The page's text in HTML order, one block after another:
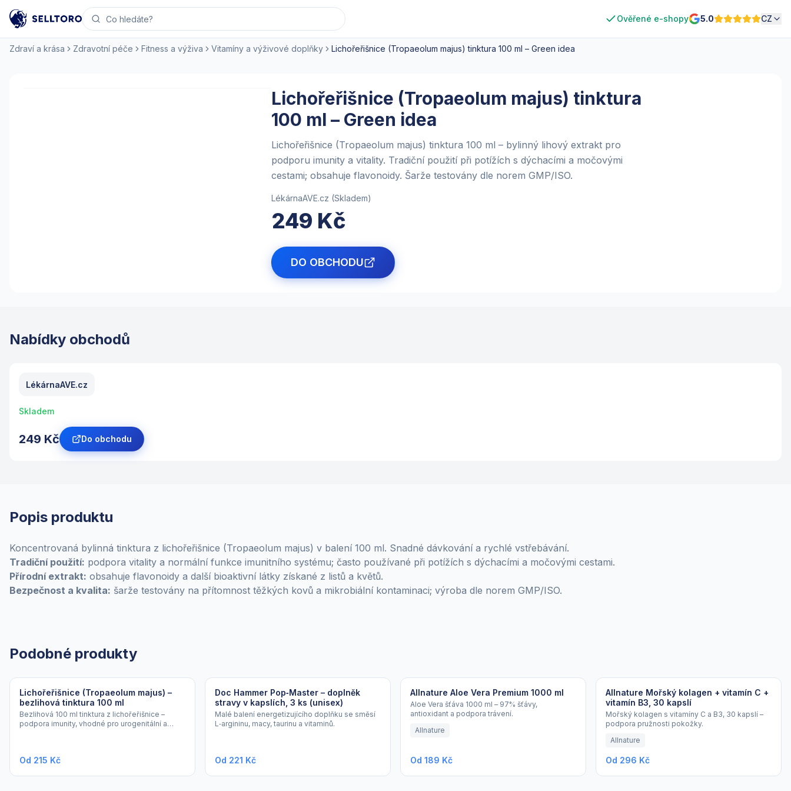
Ověřené e-shopy 5.0 CZ
Zdraví a krása Zdravotní péče Fitness a výživa Vitamíny a výživové doplňky Lichořeřišnice (Tropaeolum majus) tinktura 100 ml – Green idea
Lichořeřišnice (Tropaeolum majus) tinktura
100 ml – Green idea
Lichořeřišnice (Tropaeolum majus) tinktura 100 ml – bylinný lihový extrakt pro
podporu imunity a vitality. Tradiční použití při potížích s dýchacími a močovými
cestami; obsahuje flavonoidy. Šarže testovány dle norem GMP/ISO.
LékárnaAVE.cz (Skladem)
249 Kč
DO OBCHODU
Nabídky obchodů
LékárnaAVE.cz
Skladem
249 Kč Do obchodu
Popis produktu
Koncentrovaná bylinná tinktura z lichořeřišnice (Tropaeolum majus) v balení 100 ml. Snadné dávkování a rychlé vstřebávání.
Tradiční použití: podpora vitality a normální funkce imunitního systému; často používané při potížích s dýchacími a močovými cestami.
Přírodní extrakt: obsahuje flavonoidy a další bioaktivní látky získané z listů a květů.
Bezpečnost a kvalita: šarže testovány na přítomnost těžkých kovů a mikrobiální kontaminaci; výroba dle norem GMP/ISO.
Podobné produkty
Lichořeřišnice (Tropaeolum majus) –
bezlihová tinktura 100 ml
Bezlihová 100 ml tinktura z lichořeřišnice –
podpora imunity, vhodné pro urogenitální a
Od 215 Kč
Doc Hammer Pop‑Master – doplněk
stravy v kapslích, 3 ks (unisex)
Malé balení energetizujícího doplňku se směsí
L‑argininu, macy, taurinu a vitaminů.
Od 221 Kč
Allnature Aloe Vera Premium 1000 ml
Aloe Vera šťáva 1000 ml – 97% šťávy,
antioxidant a podpora trávení.
Allnature
Od 189 Kč
Allnature Mořský kolagen + vitamín C +
vitamín B3, 30 kapslí
Mořský kolagen s vitamíny C a B3, 30 kapslí –
podpora pružnosti pokožky.
Allnature
Od 296 Kč